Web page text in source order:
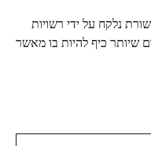
נלקח על ידי רשויות
כיף להיות בו מאשר